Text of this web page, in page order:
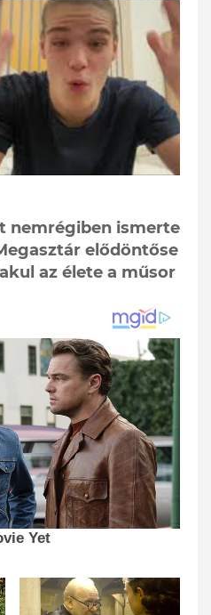
nemrégiben ismerte
elődöntőse
az élete a műsor